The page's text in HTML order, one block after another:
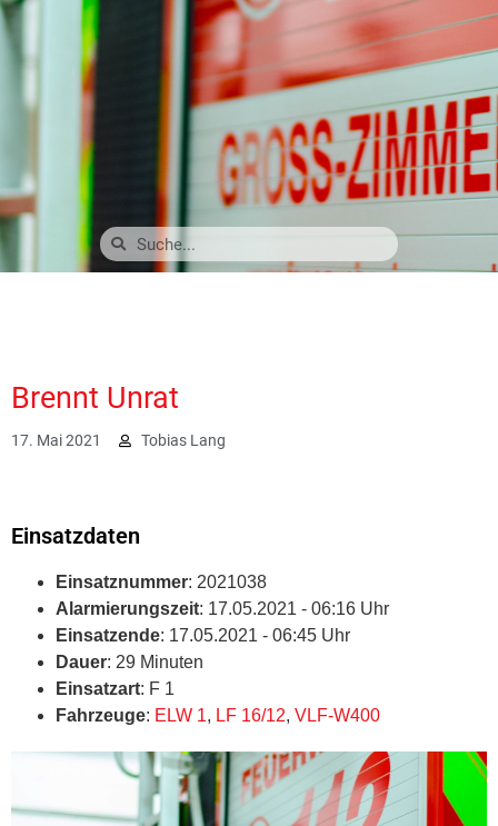
Brennt Unrat
17. Mai 2021 Tobias Lang
Einsatzdaten
Einsatznummer: 2021038
Alarmierungszeit: 17.05.2021 - 06:16 Uhr
Einsatzende: 17.05.2021 - 06:45 Uhr
Dauer: 29 Minuten
Einsatzart: F 1
Fahrzeuge: ELW 1, LF 16/12, VLF-W400